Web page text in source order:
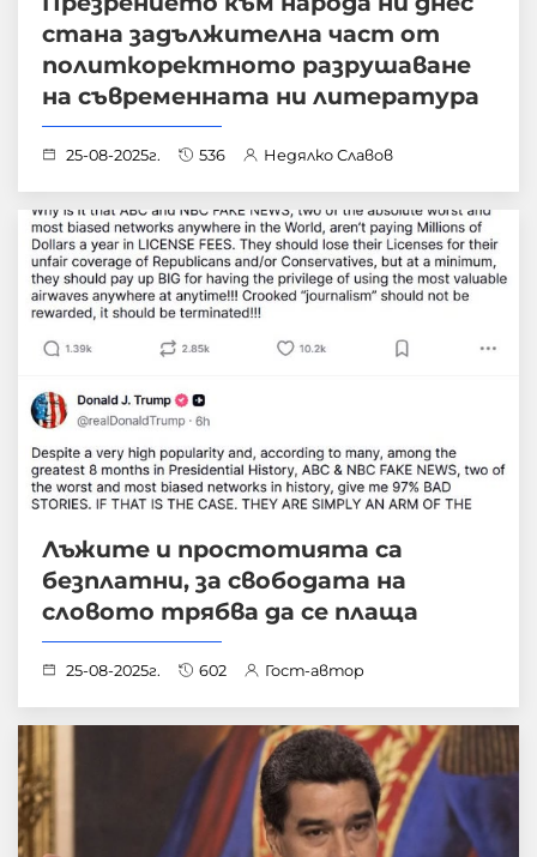
стана задължителна част от
политкоректното разрушаване
на съвременната ни литература
25-08-2025г. 536 Недялко Славов
Лъжите и простотията са
безплатни, за свободата на
словото трябва да се плаща
25-08-2025г. 602 Гост-автор